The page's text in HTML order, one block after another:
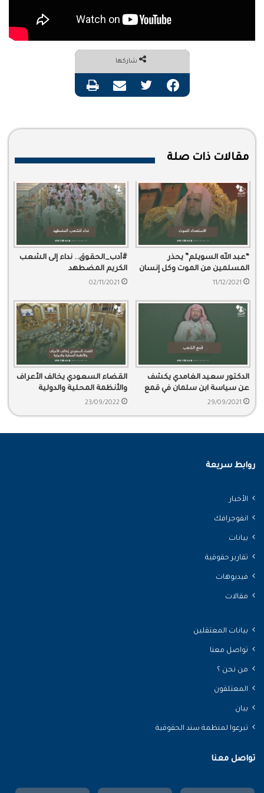
شاركها
فيسبوك تويتر مشاركة عبر البريد طباعة
مقالات ذات صلة
“عبد الله السويلم” يحذر
المسلمين من الموت وكل إنسان
له ساعة مكتوبة سيموت فيها.
11/12/2021
#أدب_الحقوق.. نداء إلى الشعب
الكريم المضطهد
02/11/2021
الدكتور سعيد الغامدي يكشف
عن سياسة ابن سلمان في قمع
الوطنيين والدعاة والمفكرين في
29/09/2021
القضاء السعودي يخالف الأعراف
والأنظمة المحلية والدولية
23/09/2022
روابط سريعة
الأخبار
انفوجرافك
بيانات
تقارير حقوقية
فيديوهات
مقالات
بيانات المعتقلين
تواصل معنا
من نحن ؟
المعتلقون
بيان
تبرعوا لمنظمة سند الحقوقية
تواصل معنا